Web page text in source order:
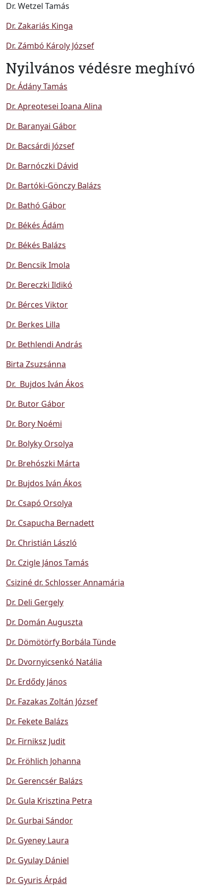
Dr. Wetzel Tamás
Dr. Zakariás Kinga
Dr. Zámbó Károly József
Nyilvános védésre meghívó
Dr. Ádány Tamás
Dr. Apreotesei Ioana Alina
Dr. Baranyai Gábor
Dr. Bacsárdi József
Dr. Barnóczki Dávid
Dr. Bartóki-Gönczy Balázs
Dr. Bathó Gábor
Dr. Békés Ádám
Dr. Békés Balázs
Dr. Bencsik Imola
Dr. Bereczki Ildikó
Dr. Bérces Viktor
Dr. Berkes Lilla
Dr. Bethlendi András
Birta Zsuzsánna
Dr. Bujdos Iván Ákos
Dr. Butor Gábor
Dr. Bory Noémi
Dr. Bolyky Orsolya
Dr. Brehószki Márta
Dr. Bujdos Iván Ákos
Dr. Csapó Orsolya
Dr. Csapucha Bernadett
Dr. Christián László
Dr. Czigle János Tamás
Csiziné dr. Schlosser Annamária
Dr. Deli Gergely
Dr. Domán Auguszta
Dr. Dömötörfy Borbála Tünde
Dr. Dvornyicsenkó Natália
Dr. Erdődy János
Dr. Fazakas Zoltán József
Dr. Fekete Balázs
Dr. Firniksz Judit
Dr. Fröhlich Johanna
Dr. Gerencsér Balázs
Dr. Gula Krisztina Petra
Dr. Gurbai Sándor
Dr. Gyeney Laura
Dr. Gyulay Dániel
Dr. Gyuris Árpád